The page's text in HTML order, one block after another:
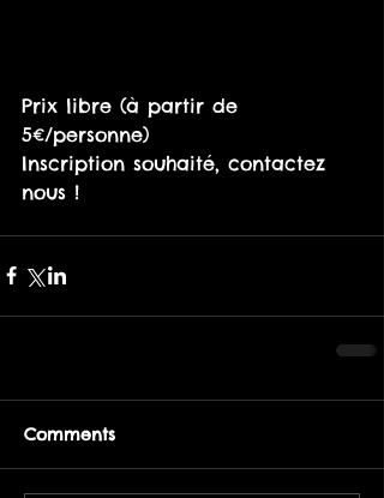
Prix libre (à partir de
5€/personne)
Inscription souhaité, contactez
nous !
Comments